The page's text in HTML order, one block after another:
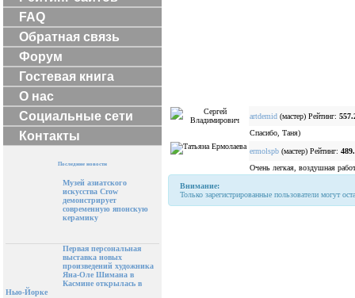
FAQ
Обратная связь
Форум
Гостевая книга
О нас
Социальные сети
Контакты
Последние новости
Музей азиатского
искусства Crow
демонстрирует
современную японскую
керамику
Первая персональная
выставка новых
произведений художника
Яна-Оле Шимана в
Касмине открылась в
Нью-Йорке
artdemid (мастер) Рейтинг:
Спасибо, Таня)
ermolspb (мастер) Рейтинг:
Очень легкая, воздушная
Внимание:
Только зарегистрированные пользователи могут